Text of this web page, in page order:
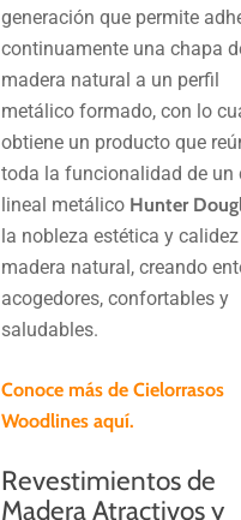
generación que permite
continuamente una chapa
madera natural a un perfil
metálico formado, con lo
obtiene un producto que
toda la funcionalidad de un
lineal metálico Hunter
la nobleza estética y
madera natural, creando
acogedores, confortables y
saludables.
Conoce más de Cielorrasos
Woodlines aquí.
Revestimientos de
Madera Atractivos y